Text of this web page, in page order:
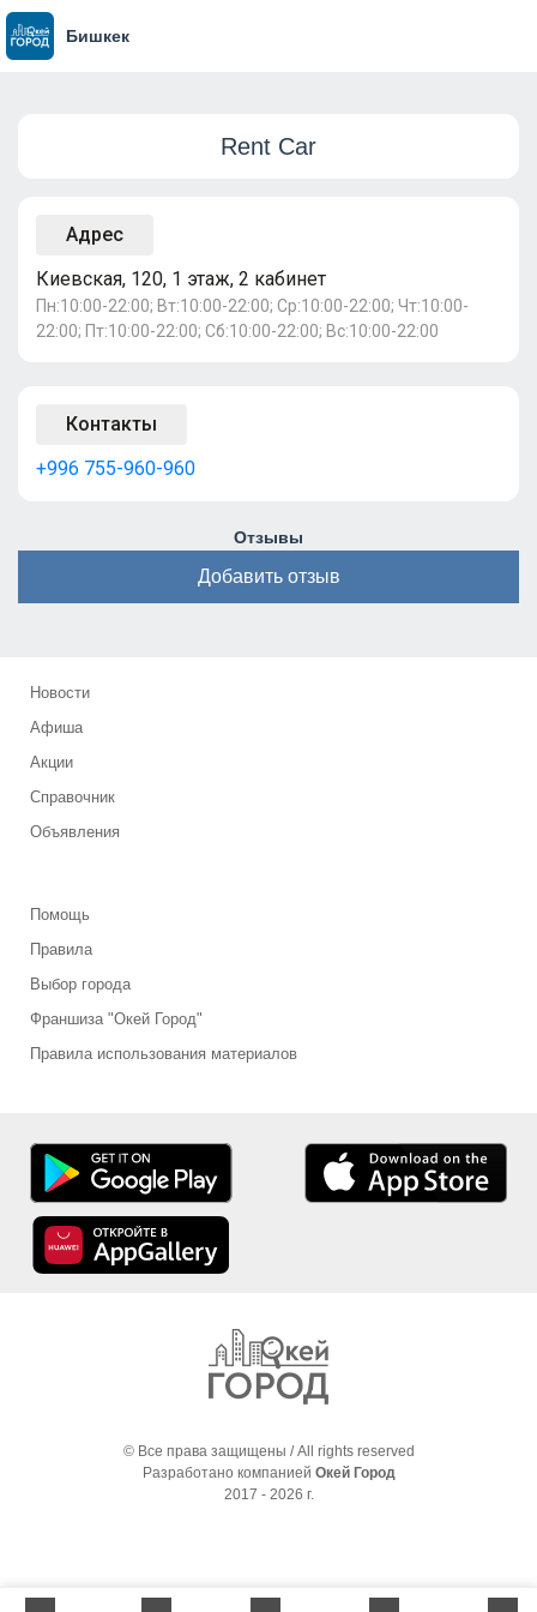
Бишкек
Rent Car
Адрес
Киевская, 120, 1 этаж, 2 кабинет
Пн:10:00-22:00; Вт:10:00-22:00; Ср:10:00-22:00; Чт:10:00-
22:00; Пт:10:00-22:00; Сб:10:00-22:00; Вс:10:00-22:00
Контакты
+996 755-960-960
Отзывы
Добавить отзыв
Новости
Афиша
Акции
Справочник
Объявления
Помощь
Правила
Выбор города
Франшиза "Окей Город"
Правила использования материалов
© Все права защищены / All rights reserved
Разработано компанией Окей Город
2017 - 2026 г.